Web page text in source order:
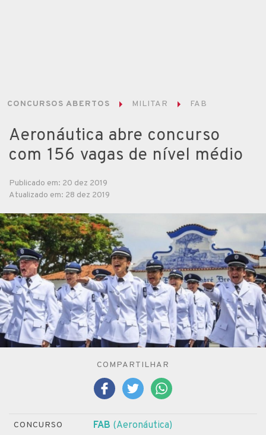
CONCURSOS ABERTOS MILITAR FAB
Aeronáutica abre concurso
com 156 vagas de nível médio
Publicado em: 20 dez 2019
Atualizado em: 28 dez 2019
COMPARTILHAR
CONCURSO FAB (Aeronáutica)